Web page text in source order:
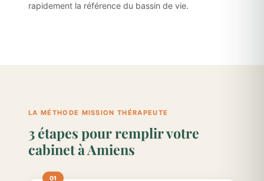
rapidement la référence du bassin de vie.
LA MÉTHODE MISSION THÉRAPEUTE
3 étapes pour remplir votre
cabinet à Amiens